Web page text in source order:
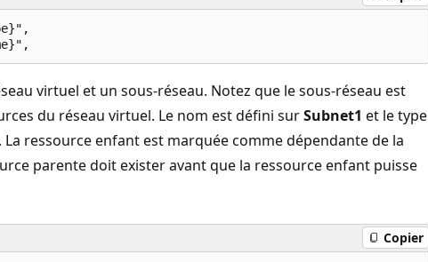
virtuel et un sous-réseau. Notez que le sous-réseau est
du réseau virtuel. Le nom est défini surSubnet1 et le type
. La ressource enfant est marquée comme dépendante de la
parente doit exister avant que la ressource enfant puisse
Copier